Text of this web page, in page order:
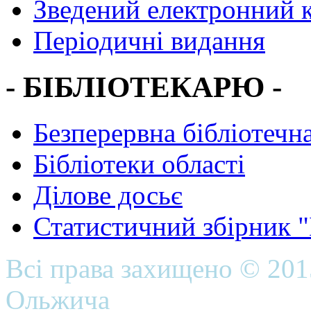
Зведений електронний
Періодичні видання
- БІБЛІОТЕКАРЮ -
Безперервна
Бібліотеки області
Ділове досьє
Статистичний
Всі права захищено ©
Ольжича